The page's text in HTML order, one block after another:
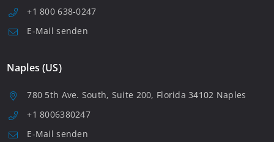
+1 800 638-0247
E-Mail senden
Naples (US)
780 5th Ave. South, Suite 200, Florida 34102 Naples
+1 8006380247
E-Mail senden